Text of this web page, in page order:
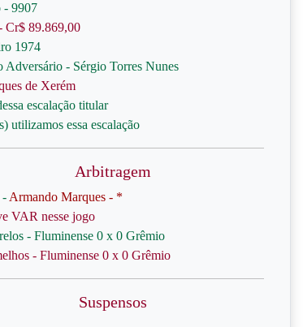
- 9907
Cr$ 89.869,00
1974
Adversário - Sérgio Torres Nunes
de Xerém
escalação titular
utilizamos essa escalação
Arbitragem
- Armando Marques - *
VAR nesse jogo
- Fluminense 0 x 0 Grêmio
- Fluminense 0 x 0 Grêmio
Suspensos